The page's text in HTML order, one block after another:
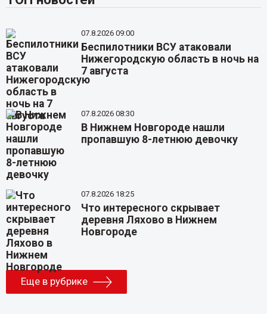
07.8.2026 09:00
Беспилотники ВСУ атаковали
Нижегородскую область в ночь на
7 августа
07.8.2026 08:30
В Нижнем Новгороде нашли
пропавшую 8-летнюю девочку
07.8.2026 18:25
Что интересного скрывает
деревня Ляхово в Нижнем
Новгороде
Еще в рубрике